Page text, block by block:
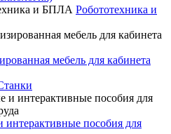
Робототехника и
мебель для кабинета
интерактивные пособия для